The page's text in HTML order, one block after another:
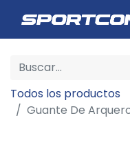
Todos los productos
Guante De